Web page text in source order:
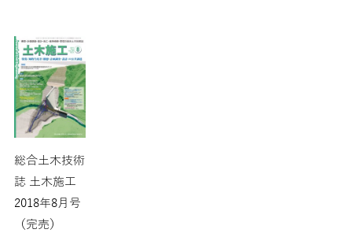
総合土木技術
誌 土木施工
2018年8月号
（完売）